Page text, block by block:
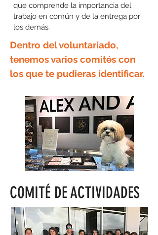
que comprende la importancia del
trabajo en común y de la entrega por
los demás.
Dentro del voluntariado,
tenemos varios comités con
los que te pudieras identificar.
COMITÉ DE ACTIVIDADES